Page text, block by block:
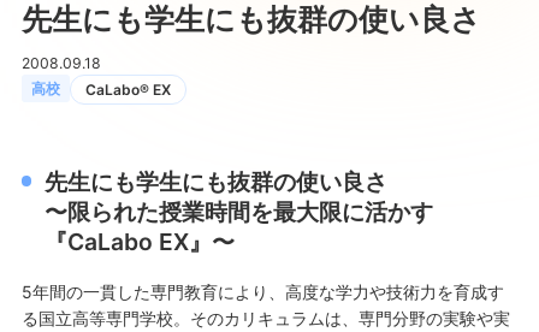
先生にも学生にも抜群の使い良さ
2008.09.18
高校
CaLabo® EX
先生にも学生にも抜群の使い良さ
〜限られた授業時間を最大限に活かす
『CaLabo EX』〜
5年間の一貫した専門教育により、高度な学力や技術力を育成す
る国立高等専門学校。そのカリキュラムは、専門分野の実験や実